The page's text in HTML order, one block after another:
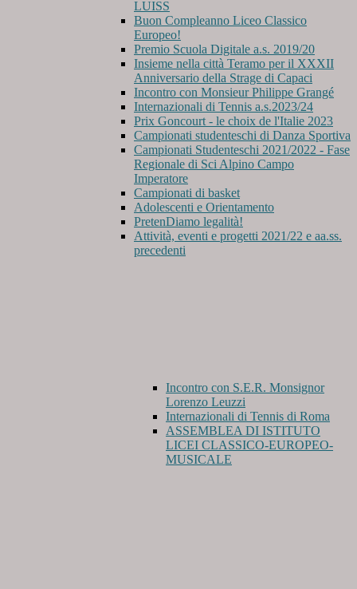
LUISS
Buon Compleanno Liceo Classico
Europeo!
Premio Scuola Digitale a.s. 2019/20
Insieme nella città Teramo per il XXXII
Anniversario della Strage di Capaci
Incontro con Monsieur Philippe Grangé
Internazionali di Tennis a.s.2023/24
Prix Goncourt - le choix de l'Italie 2023
Campionati studenteschi di Danza Sportiva
Campionati Studenteschi 2021/2022 - Fase
Regionale di Sci Alpino Campo
Imperatore
Campionati di basket
Adolescenti e Orientamento
PretenDiamo legalità!
Attività, eventi e progetti 2021/22 e aa.ss.
precedenti
Incontro con S.E.R. Monsignor
Lorenzo Leuzzi
Internazionali di Tennis di Roma
ASSEMBLEA DI ISTITUTO
LICEI CLASSICO-EUROPEO-
MUSICALE